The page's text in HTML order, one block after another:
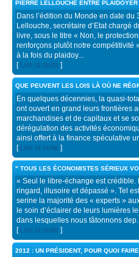
PIERRE LELLOUCHE ENTRE PLAIDOYER
Dans l’édition du Monde en date du
Lellouche, secrétaire d’Etat chargé
livre, sous le titre « Non, le
renforçons plutôt notre compétitivité
à la fois du plaidoy...
[ Lire la suite ]
QUE PEUVENT LES LOIS LÀ OÙ NE
En quelques décennies, la quasi-
ont ouvert en grand leurs frontières
marchandises et de capitaux et se
dérégulation des activités
ainsi offert à la finance spéculative
[ Lire la suite ]
" TOUS LES ÉCONOMISTES SÉRIEUX
« Seul le libre-échange est crédible.
ringard, illusoire et dépassé ». Tel
serine la majorité des « experts »
le soin d’éclairer de leurs lumières
dans lesquelles nous tâtonnons
[ Lire la suite ]
2012 : UN PRÉSIDENT, POUR QUOI